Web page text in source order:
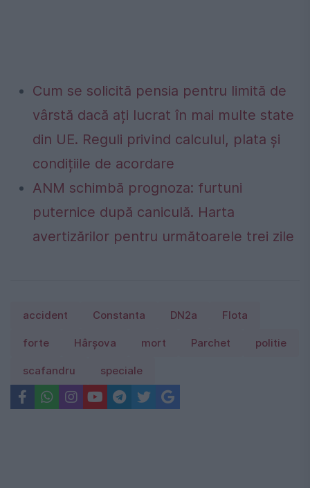
Cum se solicită pensia pentru limită de
vârstă dacă ați lucrat în mai multe state
din UE. Reguli privind calculul, plata și
condițiile de acordare
ANM schimbă prognoza: furtuni
puternice după caniculă. Harta
avertizărilor pentru următoarele trei zile
accident Constanta DN2a Flota
forte Hârșova mort Parchet politie
scafandru speciale